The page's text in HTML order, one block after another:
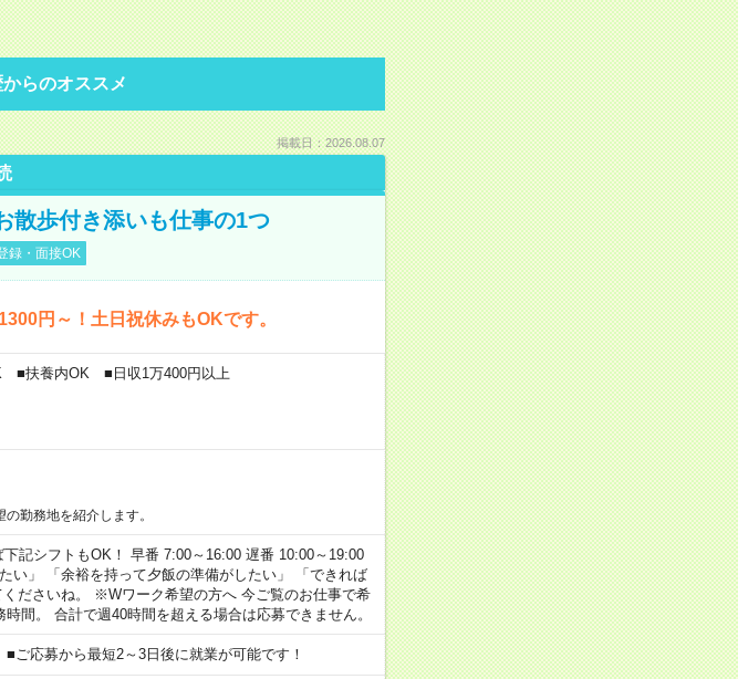
らのオススメ
掲載日：2026.08.07
散歩付き添いも仕事の1つ
録・面接OK
円～！土日祝休みもOKです。
■扶養内OK ■日収1万400円以上
勤務地を紹介します。
記シフトもOK！ 早番 7:00～16:00 遅番 10:00～19:00
い」 「余裕を持って夕飯の準備がしたい」 「できれば
ださいね。 ※Wワーク希望の方へ 今ご覧のお仕事で希
間。 合計で週40時間を超える場合は応募できません。
ご応募から最短2～3日後に就業が可能です！